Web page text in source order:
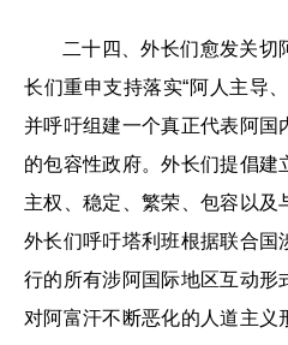
二十四、外长们愈发关切
长们重申支持落实“阿人主导
并呼吁组建一个真正代表阿国
的包容性政府。外长们提倡建
主权、稳定、繁荣、包容以及
外长们呼吁塔利班根据联合国
行的所有涉阿国际地区互动形
对阿富汗不断恶化的人道主义